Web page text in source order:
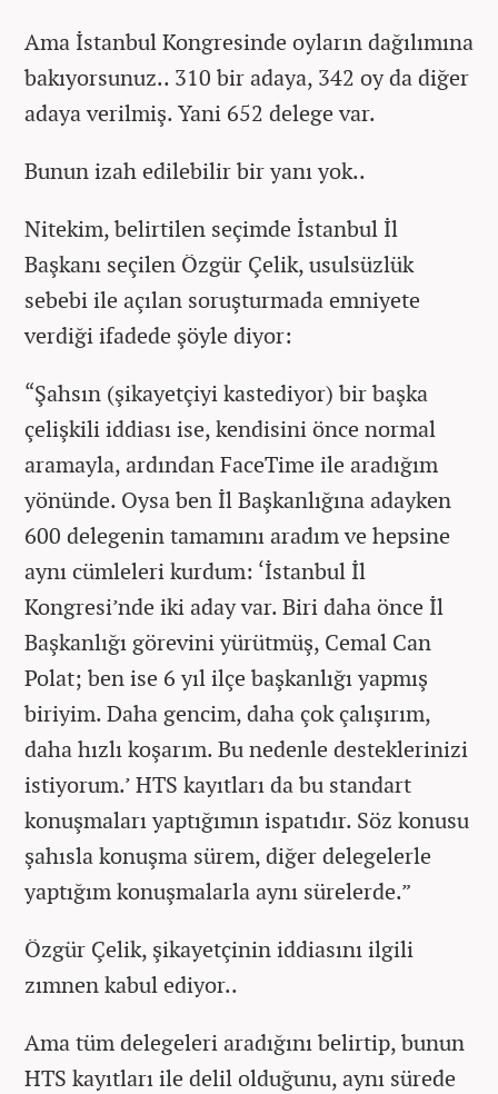
Ama İstanbul Kongresinde oyların dağılımına
bakıyorsunuz.. 310 bir adaya, 342 oy da diğer
adaya verilmiş. Yani 652 delege var.
Bunun izah edilebilir bir yanı yok..
Nitekim, belirtilen seçimde İstanbul İl
Başkanı seçilen Özgür Çelik, usulsüzlük
sebebi ile açılan soruşturmada emniyete
verdiği ifadede şöyle diyor:
“Şahsın (şikayetçiyi kastediyor) bir başka
çelişkili iddiası ise, kendisini önce normal
aramayla, ardından FaceTime ile aradığım
yönünde. Oysa ben İl Başkanlığına adayken
600 delegenin tamamını aradım ve hepsine
aynı cümleleri kurdum: ‘İstanbul İl
Kongresi’nde iki aday var. Biri daha önce İl
Başkanlığı görevini yürütmüş, Cemal Can
Polat; ben ise 6 yıl ilçe başkanlığı yapmış
biriyim. Daha gencim, daha çok çalışırım,
daha hızlı koşarım. Bu nedenle desteklerinizi
istiyorum.’ HTS kayıtları da bu standart
konuşmaları yaptığımın ispatıdır. Söz konusu
şahısla konuşma sürem, diğer delegelerle
yaptığım konuşmalarla aynı sürelerde.”
Özgür Çelik, şikayetçinin iddiasını ilgili
zımnen kabul ediyor..
Ama tüm delegeleri aradığını belirtip, bunun
HTS kayıtları ile delil olduğunu, aynı sürede